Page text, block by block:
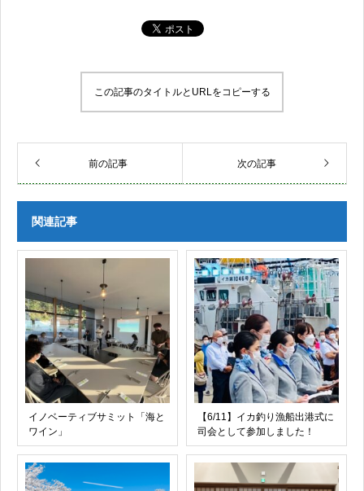
この記事のタイトルとURLをコピーする
前の記事 次の記事
関連記事
イノベーティブサミット「海と
ワイン」
【6/11】イカ釣り漁船出港式に
司会として参加しました！